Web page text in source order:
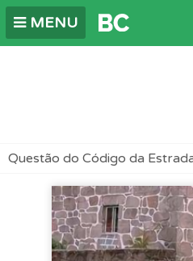
MENU
Questão do Código da